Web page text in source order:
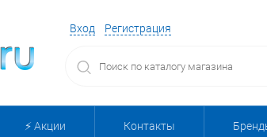
Вход Регистрация
⚡️ Акции Контакты